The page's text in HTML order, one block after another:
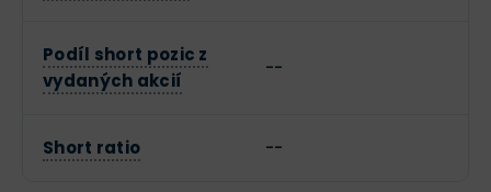
Podíl short pozic z
vydaných akcií
--
Short ratio --